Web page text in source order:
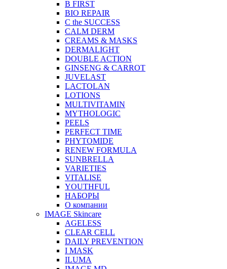
B FIRST
BIO REPAIR
C the SUCCESS
CALM DERM
CREAMS & MASKS
DERMALIGHT
DOUBLE ACTION
GINSENG & CARROT
JUVELAST
LACTOLAN
LOTIONS
MULTIVITAMIN
MYTHOLOGIC
PEELS
PERFECT TIME
PHYTOMIDE
RENEW FORMULA
SUNBRELLA
VARIETIES
VITALISE
YOUTHFUL
НАБОРЫ
О компании
IMAGE Skincare
AGELESS
CLEAR CELL
DAILY PREVENTION
I MASK
ILUMA